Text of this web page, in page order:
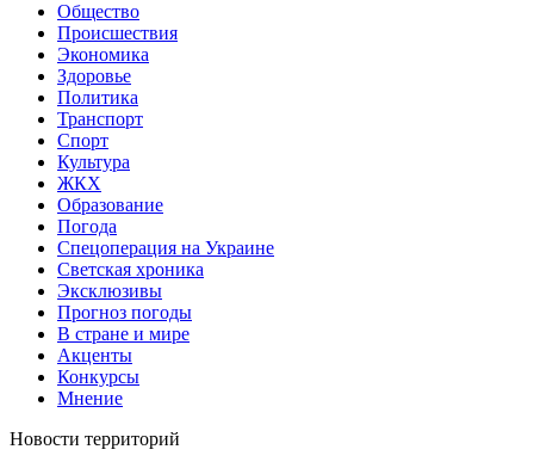
Общество
Происшествия
Экономика
Здоровье
Политика
Транспорт
Спорт
Культура
ЖКХ
Образование
Погода
Спецоперация на Украине
Светская хроника
Эксклюзивы
Прогноз погоды
В стране и мире
Акценты
Конкурсы
Мнение
Новости территорий